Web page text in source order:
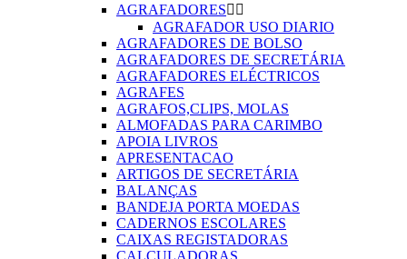
AGRAFADORES 
AGRAFADOR USO DIARIO
AGRAFADORES DE BOLSO
AGRAFADORES DE SECRETÁRIA
AGRAFADORES ELÉCTRICOS
AGRAFES
AGRAFOS,CLIPS, MOLAS
ALMOFADAS PARA CARIMBO
APOIA LIVROS
APRESENTACAO
ARTIGOS DE SECRETÁRIA
BALANÇAS
BANDEJA PORTA MOEDAS
CADERNOS ESCOLARES
CAIXAS REGISTADORAS
CALCULADORAS